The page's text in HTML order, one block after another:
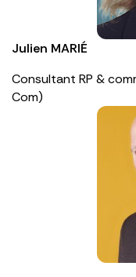
Julien MARIÉ
Consultant RP &
Com)